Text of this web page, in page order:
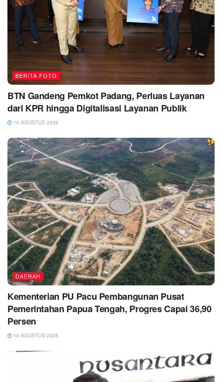
BERITA FOTO
BTN Gandeng Pemkot Padang, Perluas Layanan
dari KPR hingga Digitalisasi Layanan Publik
10 AGUSTUS 2026
DAERAH
Kementerian PU Pacu Pembangunan Pusat
Pemerintahan Papua Tengah, Progres Capai 36,90
Persen
10 AGUSTUS 2026